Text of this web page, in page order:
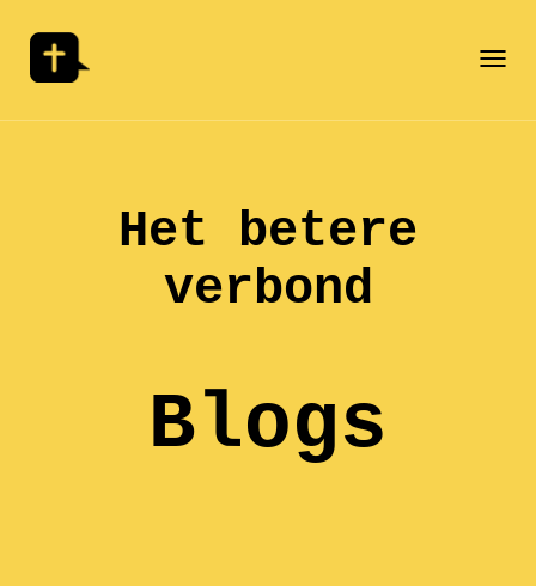
Het betere
verbond
Blogs